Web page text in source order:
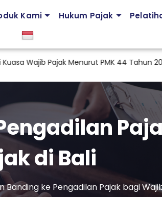
Kami Hukum Pajak
Pajak Menurut PMK 44 Tahun 2026
di Bali
Banding ke Pengadilan Pajak bagi